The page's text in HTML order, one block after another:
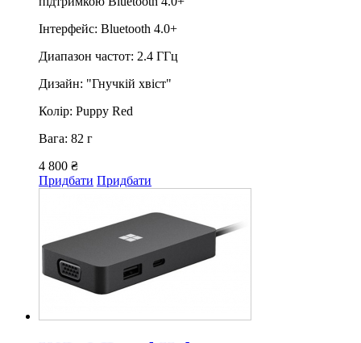
Інтерфейс: Bluetooth 4.0+
Диапазон частот: 2.4 ГГц
Дизайн: "Гнучкій хвіст"
Колір: Puppy Red
Вага: 82 г
4 800 ₴
Придбати Придбати